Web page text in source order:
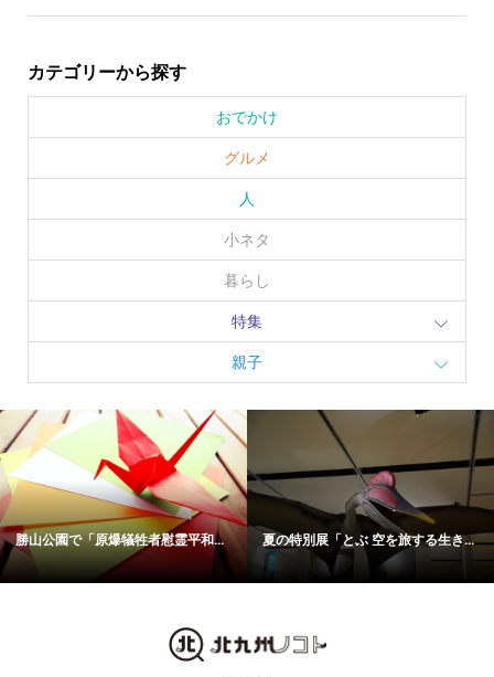
カテゴリーから探す
おでかけ
グルメ
人
小ネタ
暮らし
特集
親子
10種類以上のスポーツを体験？ ... 菅原神社で「三毛猫マルシェ＆保...